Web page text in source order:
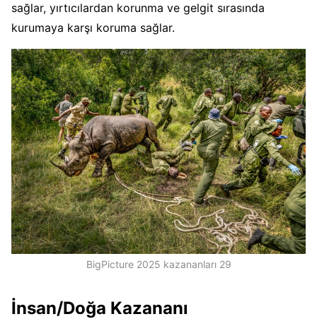
sağlar, yırtıcılardan korunma ve gelgit sırasında
kurumaya karşı koruma sağlar.
BigPicture 2025 kazananları 29
İnsan/Doğa Kazananı